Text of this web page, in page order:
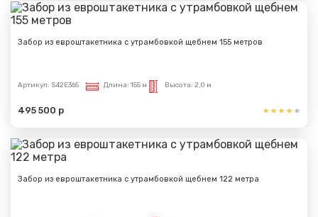
Забор из евроштакетника с утрамбовкой щебнем 155 метров
Артикул: S42E365 Длина: 155 м Высота: 2,0 м
495 500 р
Забор из евроштакетника с утрамбовкой щебнем 122 метра